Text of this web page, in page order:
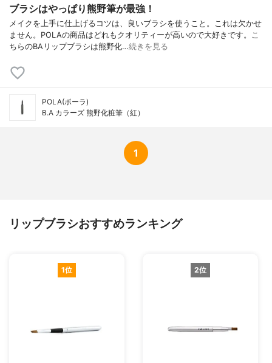
ブラシはやっぱり熊野筆が最強！
メイクを上手に仕上げるコツは、良いブラシを使うこと。これは欠かせ
ません。POLAの商品はどれもクオリティーが高いので大好きです。こ
ちらのBAリップブラシは熊野化…続きを見る
POLA(ポーラ)
B.A カラーズ 熊野化粧筆（紅）
1
リップブラシおすすめランキング
1位 2位